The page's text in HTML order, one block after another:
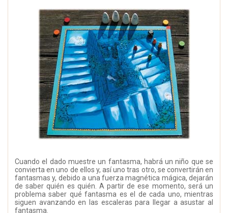
Cuando el dado muestre un fantasma, habrá un niño que se
convierta en uno de ellos y, así uno tras otro, se convertirán en
fantasmas y, debido a una fuerza magnética mágica, dejarán
de saber quién es quién. A partir de ese momento, será un
problema saber qué fantasma es el de cada uno, mientras
siguen avanzando en las escaleras para llegar a asustar al
fantasma.